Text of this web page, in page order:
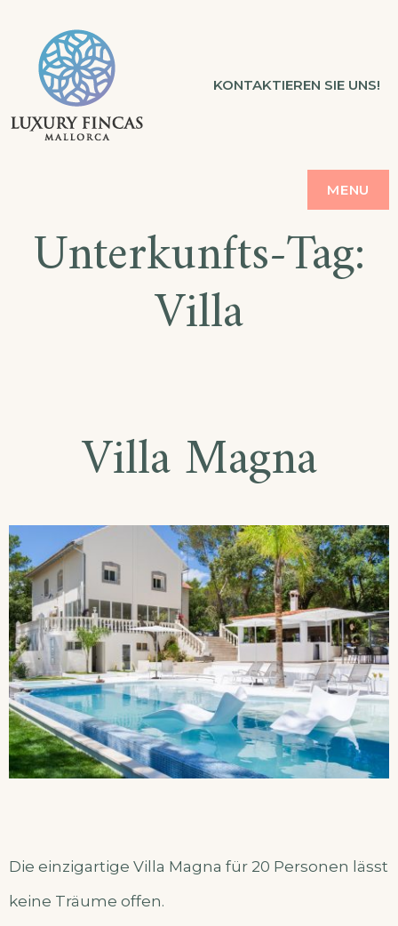
content
LUXURY FINCAS
FERIENVERMIETUNG MALLORCA
KONTAKTIEREN SIE UNS!
MENU
Unterkunfts-Tag:
Villa
Villa Magna
Die einzigartige Villa Magna für 20 Personen lässt
keine Träume offen.